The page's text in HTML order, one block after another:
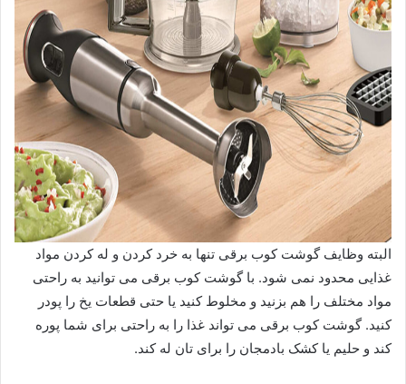
البته وظایف گوشت کوب برقی تنها به خرد کردن و له کردن مواد
غذایی محدود نمی شود. با گوشت کوب برقی می توانید به راحتی
مواد مختلف را هم بزنید و مخلوط کنید یا حتی قطعات یخ را پودر
کنید. گوشت کوب برقی می تواند غذا را به راحتی برای شما پوره
کند و حلیم یا کشک بادمجان را برای تان له کند.